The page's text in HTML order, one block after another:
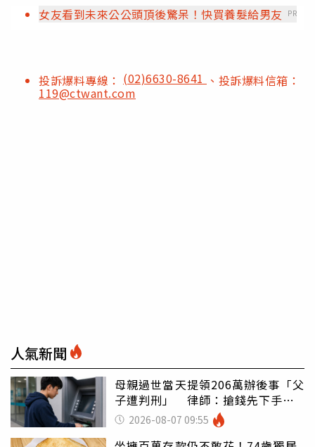
女友看到未來公公頭頂後驚呆！快買養髮給男友
PR
投訴爆料專線： (02)6630-8641 、投訴爆料信箱：
119@ctwant.com
人氣新聞
母親過世當天提領206萬辦後事「父
子遭判刑」 律師：搶錢先下手是
罪 2026-08-07 09:55